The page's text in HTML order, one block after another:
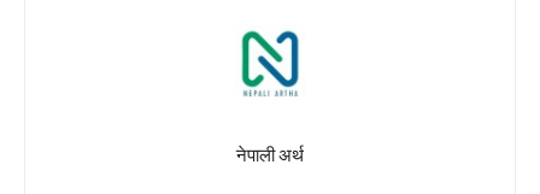
नेपाली अर्थ